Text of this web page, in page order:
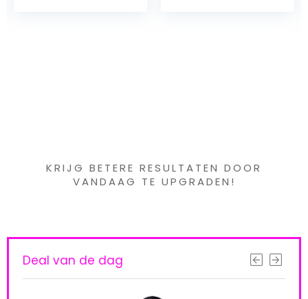
KRIJG BETERE RESULTATEN DOOR
VANDAAG TE UPGRADEN!
Deal van de dag